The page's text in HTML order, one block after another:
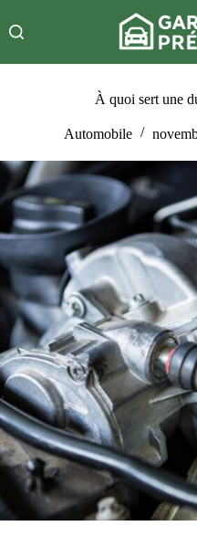
au
contenu
À quoi sert une
Automobile